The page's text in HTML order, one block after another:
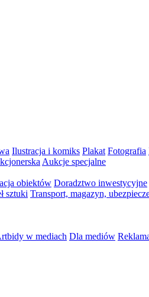
Ilustracja i komiks Plakat Fotografia
Aukcje specjalne
obiektów Doradztwo inwestycyjne
sztuki Transport, magazyn,
w mediach Dla mediów